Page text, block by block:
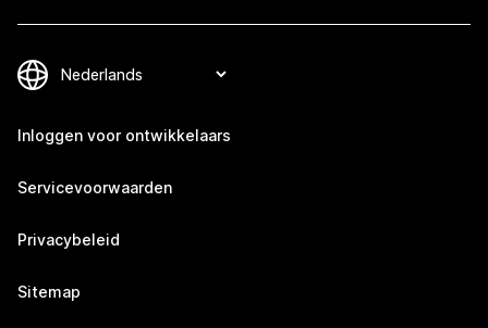
Inloggen voor ontwikkelaars
Servicevoorwaarden
Privacybeleid
Sitemap